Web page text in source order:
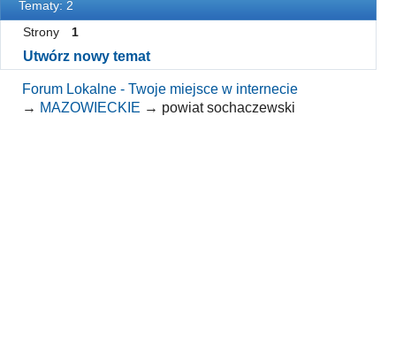
Tematy: 2
Strony
1
Utwórz nowy temat
Forum Lokalne - Twoje miejsce w internecie
→ MAZOWIECKIE → powiat sochaczewski